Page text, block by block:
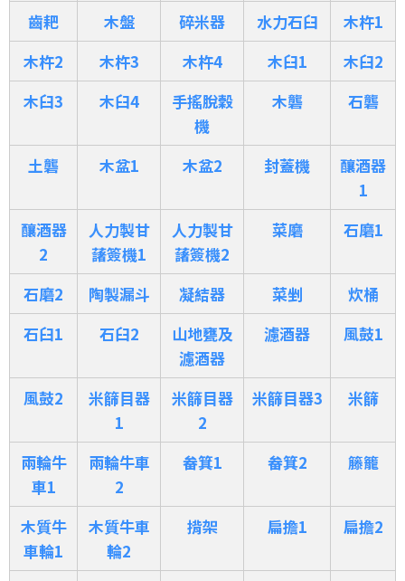
齒耙
木盤 碎米器 水力石臼
木杵1
木杵2
木杵3 木杵4 木臼1
木臼2
木臼3
木臼4
手搖脫穀
機
木礱 石礱
土礱 木盆1 木盆2 封蓋機
釀酒器
1
釀酒器
2
人力製甘
藷簽機1
人力製甘
藷簽機2
菜磨 石磨1
石磨2 陶製漏斗 凝結器 菜剉
炊桶
石臼1
石臼2
山地甕及
濾酒器
濾酒器 風鼓1
風鼓2
米篩目器
1
米篩目器
2
米篩目器3 米篩
兩輪牛
車1
兩輪牛車
2
畚箕1 畚箕2 籐籠
木質牛
車輪1
木質牛車
輪2
揹架 扁擔1 扁擔2